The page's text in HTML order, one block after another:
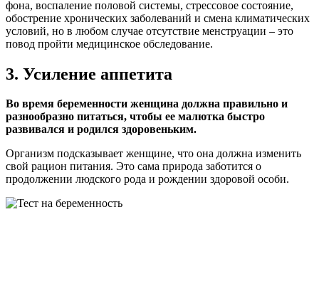
фона, воспаление половой системы, стрессовое состояние,
обострение хронических заболеваний и смена климатических
условий, но в любом случае отсутствие менструации – это
повод пройти медицинское обследование.
3. Усиление аппетита
Во время беременности женщина должна правильно и
разнообразно питаться, чтобы ее малютка быстро
развивался и родился здоровеньким.
Организм подсказывает женщине, что она должна изменить
свой рацион питания. Это сама природа заботится о
продолжении людского рода и рождении здоровой особи.